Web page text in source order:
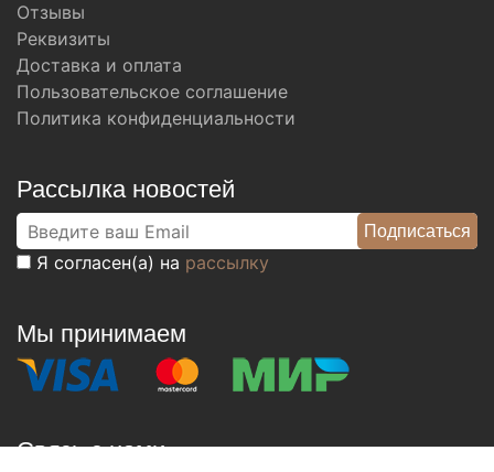
Отзывы
Реквизиты
Доставка и оплата
Пользовательское соглашение
Политика конфиденциальности
Рассылка новостей
Я согласен(а) на рассылку
Мы принимаем
Связь с нами